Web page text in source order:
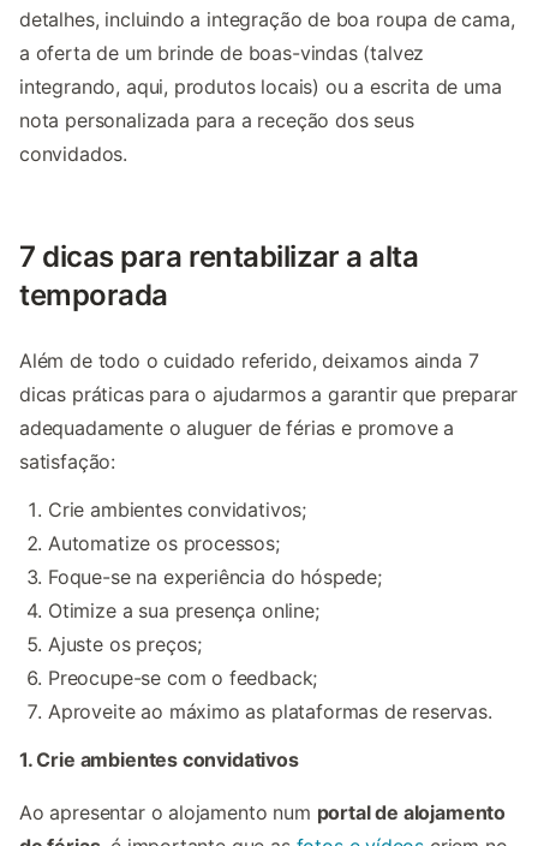
detalhes, incluindo a integração de boa roupa de cama,
a oferta de um brinde de boas-vindas (talvez
integrando, aqui, produtos locais) ou a escrita de uma
nota personalizada para a receção dos seus
convidados.
7 dicas para rentabilizar a alta
temporada
Além de todo o cuidado referido, deixamos ainda 7
dicas práticas para o ajudarmos a garantir que preparar
adequadamente o aluguer de férias e promove a
satisfação:
Crie ambientes convidativos;
Automatize os processos;
Foque-se na experiência do hóspede;
Otimize a sua presença online;
Ajuste os preços;
Preocupe-se com o feedback;
Aproveite ao máximo as plataformas de reservas.
1. Crie ambientes convidativos
Ao apresentar o alojamento num portal de alojamento